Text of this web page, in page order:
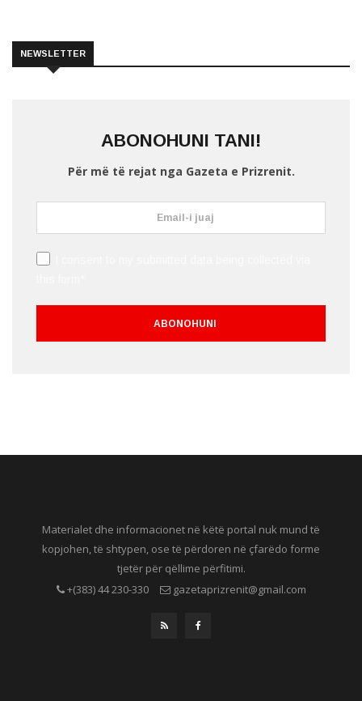
NEWSLETTER
ABONOHUNI TANI!
Për më të rejat nga Gazeta e Prizrenit.
Materialet dhe informacionet në këtë portal nuk mund të
kopjohen, të shtypen, ose të përdoren në çfarëdo forme
tjetër për qëllime përfitimi.
+(383) 44 230-330
gazetaprizrenit@gmail.com